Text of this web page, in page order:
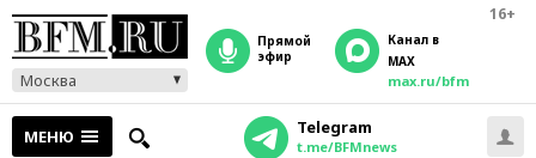
16+
Москва
прямой
эфир
Канал в
MAX
max.ru/bfm
МЕНЮ Telegram
t.me/BFMnews